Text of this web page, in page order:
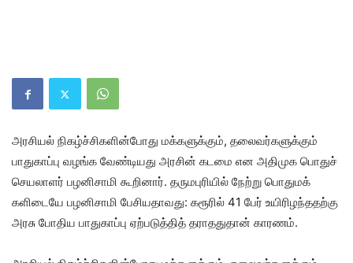
அரசி​யல் நிகழ்ச்​சிகளின்​போது மக்​களுக்​கும், தலை​வர்​களுக்​கும்
பாது​காப்பு வழங்க வேண்​டியது அரசின் கடமை என அதி​முக பொதுச்
செய​லா​ளர் பழனி​சாமி கூறி​னார். தரு​மபுரி​யில் நேற்று பொது​மக்​
களிடையே பழனி​சாமி பேசி​ய​தாவது: கரூரில் 41 பேர் உயி​ரிழந்​ததற்கு
அரசு போதிய பாது​காப்பு ஏற்​படுத்​தித் தராதது​தான் காரணம்.